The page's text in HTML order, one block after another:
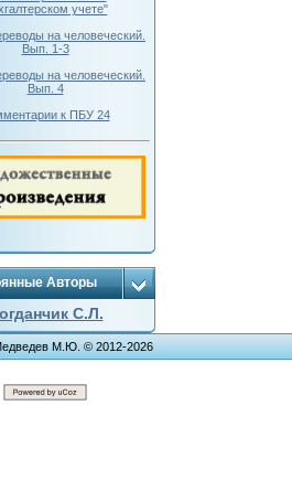
учете"
на человеческий.
Вып. 1-3
на человеческий.
Вып. 4
к ПБУ 24
Авторы
С.Л.
М.Ю. © 2012-2026